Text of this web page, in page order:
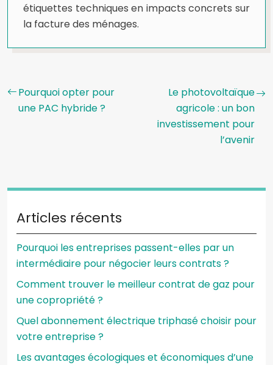
étiquettes techniques en impacts concrets sur
la facture des ménages.
Pourquoi opter pour
une PAC hybride ?
Le photovoltaïque
agricole : un bon
investissement pour
l’avenir
Articles récents
Pourquoi les entreprises passent-elles par un
intermédiaire pour négocier leurs contrats ?
Comment trouver le meilleur contrat de gaz pour
une copropriété ?
Quel abonnement électrique triphasé choisir pour
votre entreprise ?
Les avantages écologiques et économiques d’une